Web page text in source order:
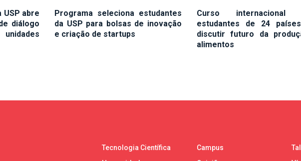
USP abre
diálogo
Programa seleciona estudantes
da USP para bolsas de inovação
e criação de startups
Curso internacional
estudantes de 24
discutir futuro da
alimentos
Tecnologia Científica
Campus